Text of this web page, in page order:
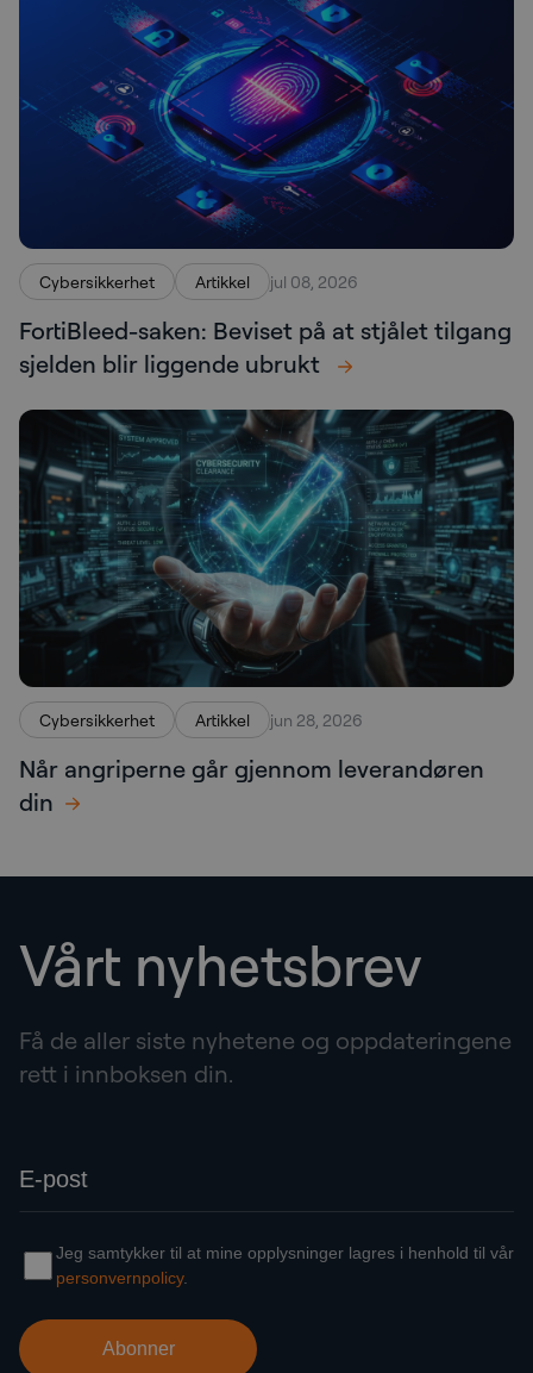
Cybersikkerhet Artikkel jul 08, 2026
FortiBleed-saken: Beviset på at stjålet tilgang
sjelden blir liggende ubrukt
Cybersikkerhet Artikkel jun 28, 2026
Når angriperne går gjennom leverandøren
din
Vårt nyhetsbrev
Få de aller siste nyhetene og oppdateringene
rett i innboksen din.